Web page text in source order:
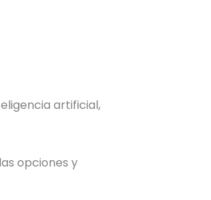
artificial,
opciones y